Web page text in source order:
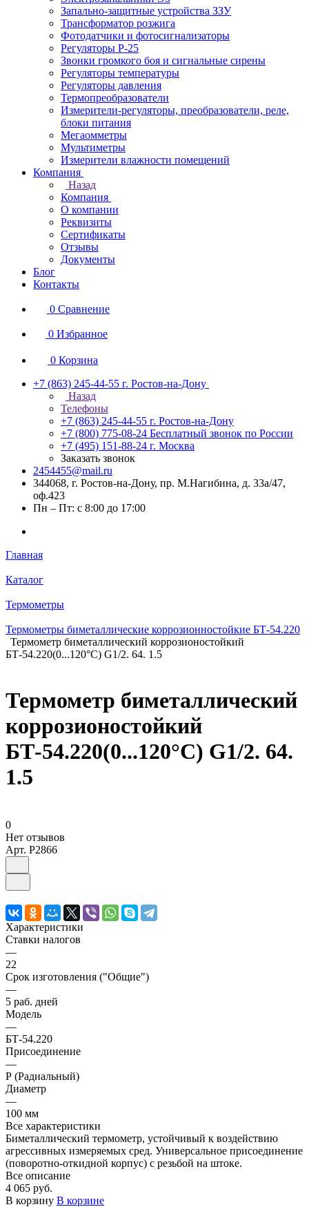
Запально-защитные устройства ЗЗУ
Трансформатор розжига
Фотодатчики и фотосигнализаторы
Регуляторы Р-25
Звонки громкого боя и сигнальные сирены
Регуляторы температуры
Регуляторы давления
Термопреобразователи
Измерители-регуляторы, преобразователи, реле,
блоки питания
Мегаомметры
Мультиметры
Измерители влажности помещений
Компания
Назад
Компания
О компании
Реквизиты
Сертификаты
Отзывы
Документы
Блог
Контакты
0 Сравнение
0 Избранное
0 Корзина
+7 (863) 245-44-55 г. Ростов-на-Дону
Назад
Телефоны
+7 (863) 245-44-55 г. Ростов-на-Дону
+7 (800) 775-08-24 Бесплатный звонок по России
+7 (495) 151-88-24 г. Москва
Заказать звонок
2454455@mail.ru
344068, г. Ростов-на-Дону, пр. М.Нагибина, д. 33а/47,
оф.423
Пн – Пт: с 8:00 до 17:00
Главная
Каталог
Термометры
Термометры биметаллические коррозионностойкие БТ-54.220
Термометр биметаллический коррозионостойкий
БТ-54.220(0...120°С) G1/2. 64. 1.5
Термометр биметаллический
коррозионостойкий
БТ-54.220(0...120°С) G1/2. 64.
1.5
0
Нет отзывов
Арт. P2866
Характеристики
Ставки налогов
—
22
Срок изготовления ("Общие")
—
5 раб. дней
Модель
—
БТ-54.220
Присоединение
—
Р (Радиальный)
Диаметр
—
100 мм
Все характеристики
Биметаллический термометр, устойчивый к воздействию
агрессивных измеряемых сред. Универсальное присоединение
(поворотно-откидной корпус) с резьбой на штоке.
Все описание
4 065 руб.
В корзину В корзине